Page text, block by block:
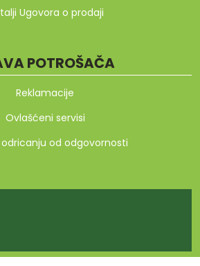
Ugovora o prodaji
POTROŠAČA
Reklamacije
Ovlašćeni servisi
od odgovornosti